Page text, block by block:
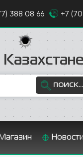
388 08 66 +7
ПОИСК...
Магазин